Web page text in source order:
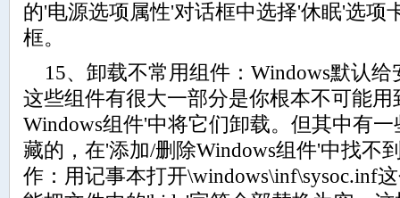
的'电源选项属性'对话框中选择'休眠'选项
框。
15、卸载不常用组件：Windows默认给
这些组件有很大一部分是你根本不可能
Windows组件'中将它们卸载。但其中有
藏的，在'添加/删除Windows组件'中找不
作：用记事本打开\windows\inf\sysoc.inf